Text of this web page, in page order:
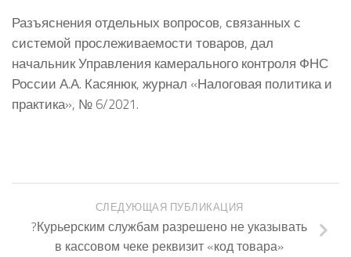
Разъяснения отдельных вопросов, связанных с
системой прослеживаемости товаров, дал
начальник Управления камерального контроля ФНС
России А.А. Касянюк, журнал «Налоговая политика и
практика», № 6/2021.
СЛЕДУЮЩАЯ ПУБЛИКАЦИЯ
?Курьерским службам разрешено не указывать
в кассовом чеке реквизит «код товара»